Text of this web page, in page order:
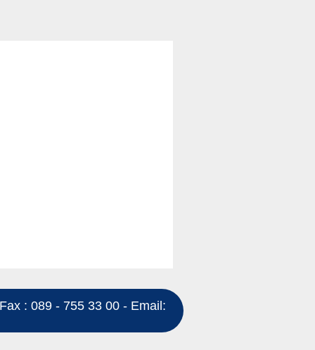
: 089 - 755 33 00 - Email: